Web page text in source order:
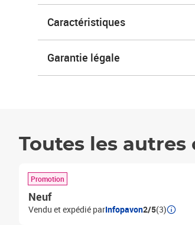
Caractéristiques
Garantie légale
Toutes les autres
Promotion
Neuf
Vendu et expédié parInfopavon2/5(3)